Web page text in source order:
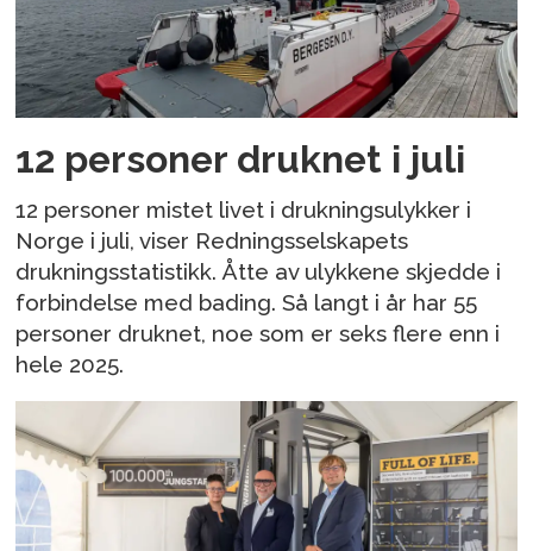
12 personer druknet i juli
12 personer mistet livet i drukningsulykker i
Norge i juli, viser Redningsselskapets
drukningsstatistikk. Åtte av ulykkene skjedde i
forbindelse med bading. Så langt i år har 55
personer druknet, noe som er seks flere enn i
hele 2025.